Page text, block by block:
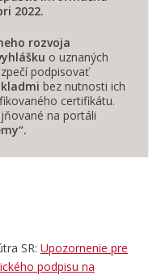
2022.
rozvoja
o uznaných
podpisovať
bez nutnosti ich
certifikátu.
na portáli
SR: Upozornenie pre
podpisu na